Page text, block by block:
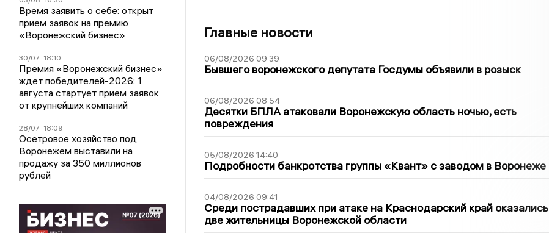
Время заявить о себе: открыт
прием заявок на премию
«Воронежский бизнес»
30/07 18:10
Премия «Воронежский бизнес»
ждет победителей-2026: 1
августа стартует прием заявок
от крупнейших компаний
28/07 18:09
Осетровое хозяйство под
Воронежем выставили на
продажу за 350 миллионов
рублей
Главные новости
06/08/2026 09:39
Бывшего воронежского депутата Госдумы объявили в розыск
06/08/2026 08:54
Десятки БПЛА атаковали Воронежскую область ночью, есть
повреждения
05/08/2026 14:40
Подробности банкротства группы «Квант» с заводом в Воронеже
04/08/2026 09:41
Среди пострадавших при атаке на Краснодарский край оказались
две жительницы Воронежской области